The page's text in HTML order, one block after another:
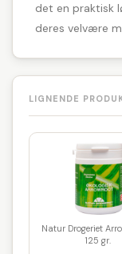
det en praktisk
deres velvære
LIGNENDE
Natur Drogeriet
125 gr.